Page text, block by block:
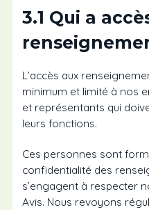
3.1 Qui a
L’accès aux
minimum et limité à nos
et représentants qui
leurs fonctions.
Ces personnes sont
confidentialité des
s’engagent à respecter
Avis. Nous revoyons